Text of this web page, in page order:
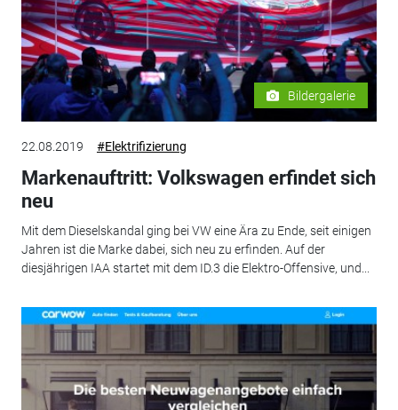
Bildergalerie
22.08.2019 #Elektrifizierung
Markenauftritt: Volkswagen erfindet sich
neu
Mit dem Dieselskandal ging bei VW eine Ära zu Ende, seit einigen
Jahren ist die Marke dabei, sich neu zu erfinden. Auf der
diesjährigen IAA startet mit dem ID.3 die Elektro-Offensive, und...